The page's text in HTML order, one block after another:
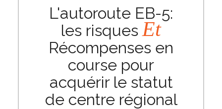
L'autoroute EB-5:
les risques Et
Récompenses en
course pour
acquérir le statut
de centre régional